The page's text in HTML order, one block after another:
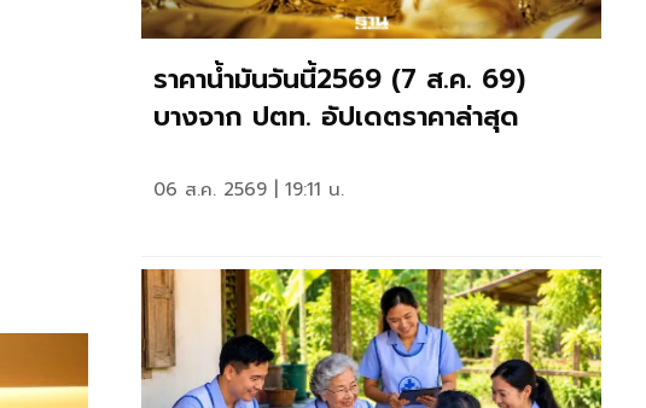
ราคาน้ำมันวันนี้2569 (7 ส.ค. 69)
บางจาก ปตท. อัปเดตราคาล่าสุด
06 ส.ค. 2569 | 19:11 น.